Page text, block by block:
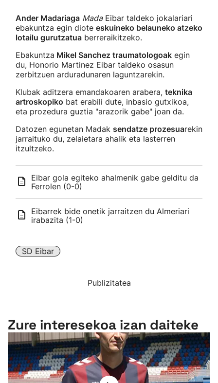
Ander Madariaga MadaEibar taldeko jokalariari
ebakuntza egin diote eskuineko belauneko atzeko
lotailu gurutzatua berreraikitzeko.
Ebakuntza Mikel Sanchez traumatologoak egin
du, Honorio Martinez Eibar taldeko osasun
zerbitzuen arduradunaren laguntzarekin.
Klubak aditzera emandakoaren arabera, teknika
artroskopiko bat erabili dute, inbasio gutxikoa,
eta prozedura guztia "arazorik gabe" joan da.
Datozen egunetan Madak sendatze prozesuarekin
jarraituko du, zelaietara ahalik eta lasterren
itzultzeko.
Eibar gola egiteko ahalmenik gabe gelditu da
Ferrolen (0-0)
Eibarrek bide onetik jarraitzen du Almeriari
irabazita (1-0)
SD Eibar
Publizitatea
Zure interesekoa izan daiteke